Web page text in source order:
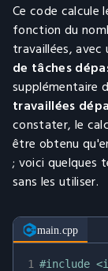
25
::
Ce code calcule
fonction du
travaillées,
de tâches
supplémentaire
travaillées
constater, le
être obtenu
; voici quelques
sans les utiliser.
main.cpp
1 #include